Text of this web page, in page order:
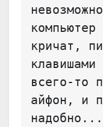
кричат,
всего-то
айфон, и
надобно...